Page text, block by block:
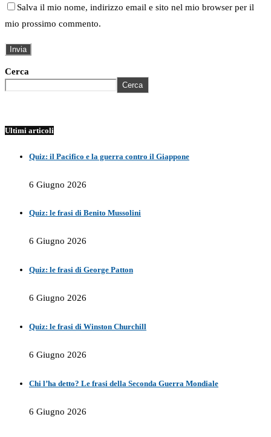
Salva il mio nome, indirizzo email e sito nel mio browser per il
mio prossimo commento.
Cerca
Cerca
Ultimi articoli
Quiz: il Pacifico e la guerra contro il Giappone
6 Giugno 2026
Quiz: le frasi di Benito Mussolini
6 Giugno 2026
Quiz: le frasi di George Patton
6 Giugno 2026
Quiz: le frasi di Winston Churchill
6 Giugno 2026
Chi l’ha detto? Le frasi della Seconda Guerra Mondiale
6 Giugno 2026